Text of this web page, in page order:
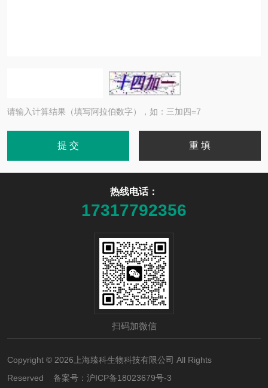
请输入计算结果（填写阿拉伯数字），如：三加四=7
热线电话：
17317792356
扫码加微信
Copyright © 2026上海臻科生物科技有限公司 All Rights
Reserved 备案号： 沪ICP备18023679号-3